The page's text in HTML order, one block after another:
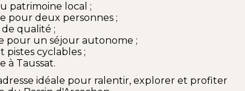
patrimoine local ;
pour deux personnes ;
qualité ;
pour un séjour autonome ;
pistes cyclables ;
à Taussat.
idéale pour ralentir, explorer et profiter